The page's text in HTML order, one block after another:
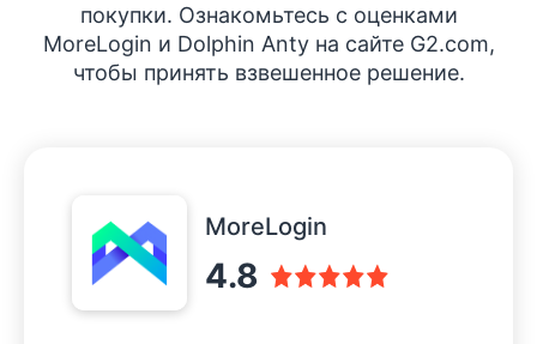
покупки. Ознакомьтесь с оценками
MoreLogin и Dolphin Anty на сайте G2.com,
чтобы принять взвешенное решение.
MoreLogin
4.8